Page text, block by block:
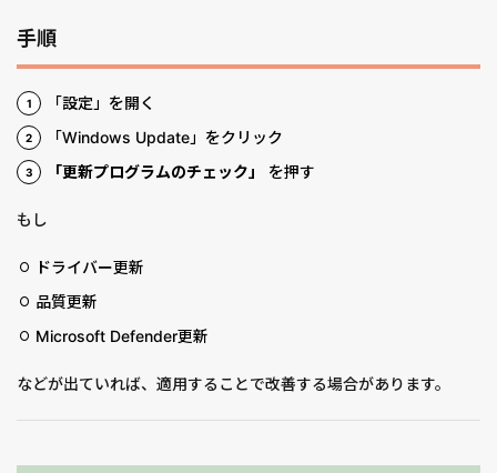
手順
「設定」を開く
「Windows Update」をクリック
「更新プログラムのチェック」
を押す
もし
ドライバー更新
品質更新
Microsoft Defender更新
などが出ていれば、適用することで改善する場合があります。